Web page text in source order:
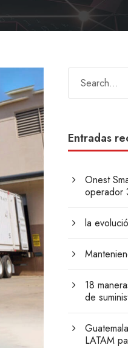
Entradas
Onest
operador
la
18
de
LATAM